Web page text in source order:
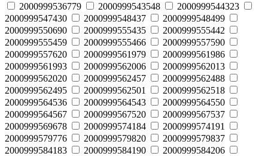
2000999536779
2000999543548
2000999544323
2000999547430
2000999548437
2000999548499
2000999550690
2000999555435
2000999555442
2000999555459
2000999555466
2000999557590
2000999557620
2000999561979
2000999561986
2000999561993
2000999562006
2000999562013
2000999562020
2000999562457
2000999562488
2000999562495
2000999562501
2000999562518
2000999564536
2000999564543
2000999564550
2000999564567
2000999567520
2000999567537
2000999569678
2000999574184
2000999574191
2000999579776
2000999579820
2000999579837
2000999584183
2000999584190
2000999584206